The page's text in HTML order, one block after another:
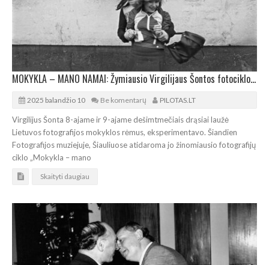
MOKYKLA – MANO NAMAI: Žymiausio Virgilijaus Šontos fotociklo paroda Šiauliuose
2025 balandžio 10 Be komentarų PILOTAS.LT
Virgilijus Šonta 8-ajame ir 9-ajame dešimtmečiais drąsiai laužė
Lietuvos fotografijos mokyklos rėmus, eksperimentavo. Šiandien
Fotografijos muziejuje, Šiauliuose atidaroma jo žinomiausio fotografijų
ciklo „Mokykla – mano
Skaityti daugiau